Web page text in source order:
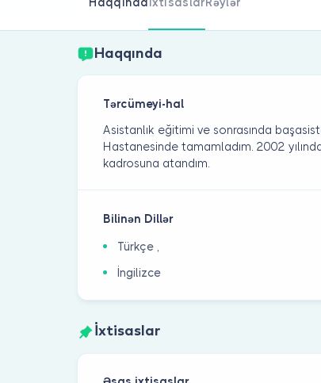
Haqqında İxtisaslarRəylər
Haqqında
Tərcümeyi-hal
Asistanlık eğitimi ve sonrasında
Hastanesinde tamamladım. 2002
kadrosuna atandım.
Bilinən Dillər
Türkçe ,
İngilizce
İxtisaslar